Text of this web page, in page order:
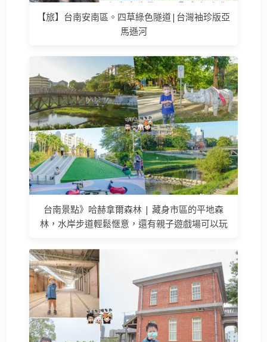
【旅】台南安南區。四草綠色隧道|台灣袖珍版亞
馬遜河
台南景點》哈赫拿爾森林 | 藏身市區的平地森
林，水岸步道輕鬆愜意，還有親子遊戲場可以玩